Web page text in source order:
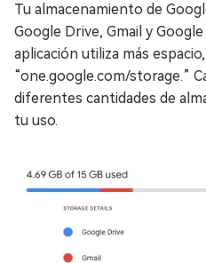
Tu almacenamiento de
Google Drive, Gmail y
aplicación utiliza más
“one.google.com/storage.”
diferentes cantidades de
tu uso.